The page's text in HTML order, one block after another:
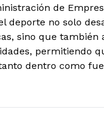
de
deporte no solo
sino que también
permitiendo
dentro como